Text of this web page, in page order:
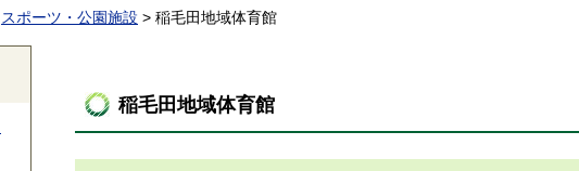
スポーツ・公園施設 > 稲毛田地域体育館
稲毛田地域体育館